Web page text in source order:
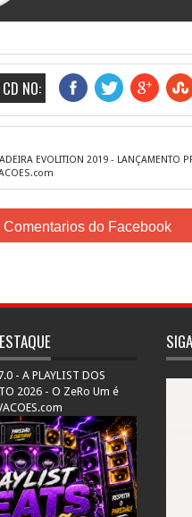
NO:
EVOLITION 2019 - LANÇAMENTO
Comentarios do Facebook
- A PLAYLIST DOS
2026 - O ZeRo Um é